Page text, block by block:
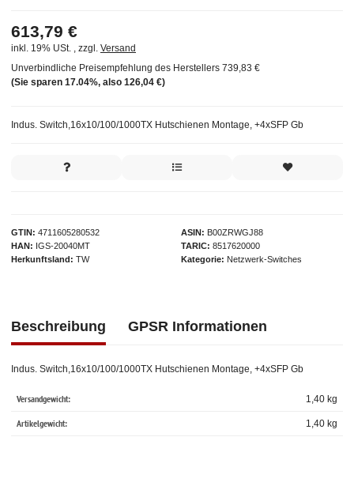
GTIN 4711605280532
HAN
IGS-20040MT
Herkunftsland
TW
ASIN
B00ZRWGJ88
TARIC
8517620000
Kategorie
Netzwerk-Switches
Indus. Switch,16x10/100/1000TX Hutschienen Montage, +4xSFP Gb
613,79 €
inkl. 19% USt. , zzgl. Versand
Unverbindliche Preisempfehlung des Herstellers 739,83 €
(Sie sparen 17.04%, also 126,04 €)
Beschreibung GPSR Informationen
Indus. Switch,16x10/100/1000TX Hutschienen Montage, +4xSFP Gb
Versandgewicht: 1,40 kg
Artikelgewicht: 1,40 kg